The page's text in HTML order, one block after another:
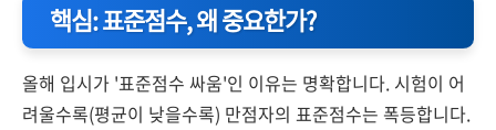
핵심: 표준점수, 왜 중요한가?
올해 입시가 '표준점수 싸움'인 이유는 명확합니다. 시험이 어
려울수록(평균이 낮을수록) 만점자의 표준점수는 폭등합니다.